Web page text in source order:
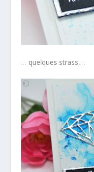
… quelques strass,…